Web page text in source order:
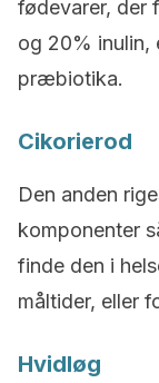
fødevarer, der
og 20% inulin,
præbiotika.
Cikorierod
Den anden
komponenter
finde den i
måltider, eller
Hvidløg